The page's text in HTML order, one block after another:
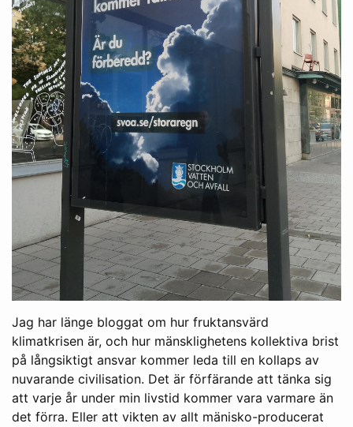
Jag har länge bloggat om hur fruktansvärd
klimatkrisen är, och hur mänsklighetens kollektiva brist
på långsiktigt ansvar kommer leda till en kollaps av
nuvarande civilisation. Det är förfärande att tänka sig
att varje år under min livstid kommer vara varmare än
det förra. Eller att vikten av allt mänisko-producerat